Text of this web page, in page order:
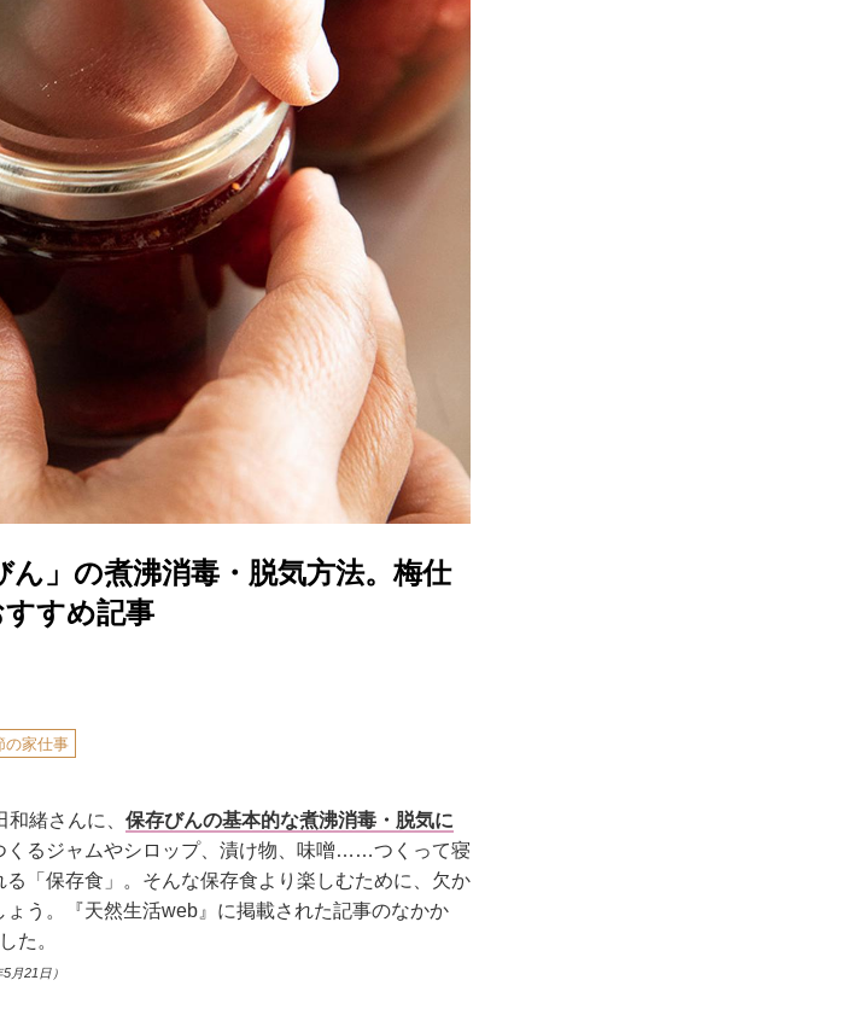
」の煮沸消毒・脱気方法。梅仕
すめ記事
の家仕事
緒さんに、 保存びんの基本的な煮沸消毒・脱気に
くるジャムやシロップ、漬け物、味噌……つくって寝
「保存食」。そんな保存食より楽しむために、欠か
う。『天然生活web』に掲載された記事のなかか
た。
月21日）